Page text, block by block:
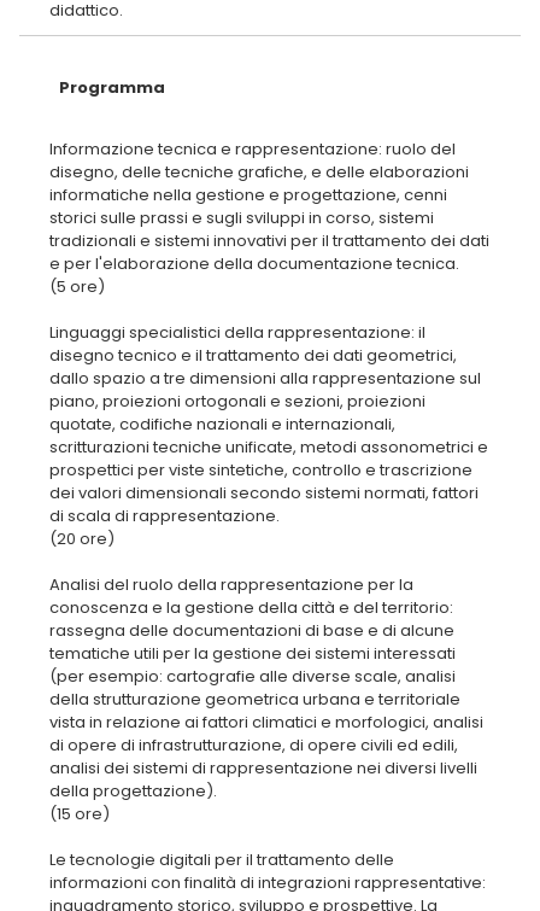
Programma
Informazione tecnica e rappresentazione: ruolo del
disegno, delle tecniche grafiche, e delle elaborazioni
informatiche nella gestione e progettazione, cenni
storici sulle prassi e sugli sviluppi in corso, sistemi
tradizionali e sistemi innovativi per il trattamento dei dati
e per l'elaborazione della documentazione tecnica.
(5 ore)
Linguaggi specialistici della rappresentazione: il
disegno tecnico e il trattamento dei dati geometrici,
dallo spazio a tre dimensioni alla rappresentazione sul
piano, proiezioni ortogonali e sezioni, proiezioni
quotate, codifiche nazionali e internazionali,
scritturazioni tecniche unificate, metodi assonometrici e
prospettici per viste sintetiche, controllo e trascrizione
dei valori dimensionali secondo sistemi normati, fattori
di scala di rappresentazione.
(20 ore)
Analisi del ruolo della rappresentazione per la
conoscenza e la gestione della città e del territorio:
rassegna delle documentazioni di base e di alcune
tematiche utili per la gestione dei sistemi interessati
(per esempio: cartografie alle diverse scale, analisi
della strutturazione geometrica urbana e territoriale
vista in relazione ai fattori climatici e morfologici, analisi
di opere di infrastrutturazione, di opere civili ed edili,
analisi dei sistemi di rappresentazione nei diversi livelli
della progettazione).
(15 ore)
Le tecnologie digitali per il trattamento delle
informazioni con finalità di integrazioni rappresentative:
inquadramento storico, sviluppo e prospettive. La